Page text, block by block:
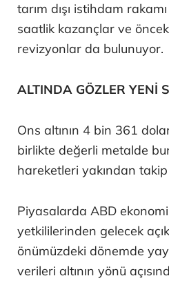
tarım dışı istihdam
saatlik kazançlar ve
revizyonlar da bulunuyor.
ALTINDA GÖZLER YENİ
Ons altının 4 bin 361
birlikte değerli metalde
hareketleri yakından
Piyasalarda ABD
yetkililerinden gelecek
önümüzdeki dönemde
verileri altının yönü